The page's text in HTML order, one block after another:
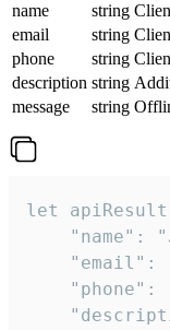
name
string
email
string
phone
string
description string
message
string
let apiResult
"name":
"email":
"phone":